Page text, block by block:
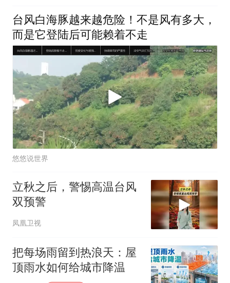
台风白海豚越来越危险！不是风有多大，
而是它登陆后可能赖着不走
悠悠说世界
立秋之后，警惕高温台风
双预警
凤凰卫视
把每场雨留到热浪天：屋
顶雨水如何给城市降温